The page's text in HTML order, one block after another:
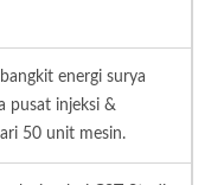
energi surya
pusat injeksi &
50 unit mesin.